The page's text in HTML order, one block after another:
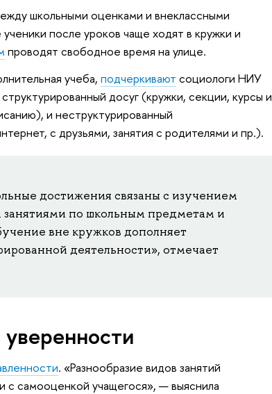
школьными оценками и внеклассными
после уроков чаще ходят в кружки и
проводят свободное время на улице.
учеба, подчеркивают социологи НИУ
досуг (кружки, секции, курсы и
и неструктурированный
с друзьями, занятия с родителями и пр.).
достижения связаны с изучением
по школьным предметам и
вне кружков дополняет
деятельности», отмечает
. «Разнообразие видов занятий
с самооценкой учащегося», — выяснила